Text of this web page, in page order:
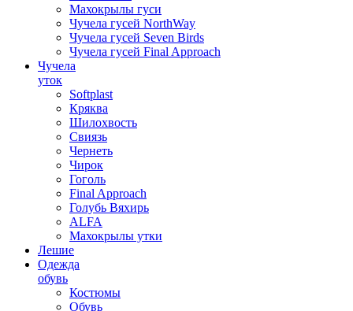
Махокрылы гуси
Чучела гусей NorthWay
Чучела гусей Seven Birds
Чучела гусей Final Approach
Чучела
уток
Softplast
Кряква
Шилохвость
Свиязь
Чернеть
Чирок
Гоголь
Final Approach
Голубь Вяхирь
ALFA
Махокрылы утки
Лешие
Одежда
обувь
Костюмы
Обувь